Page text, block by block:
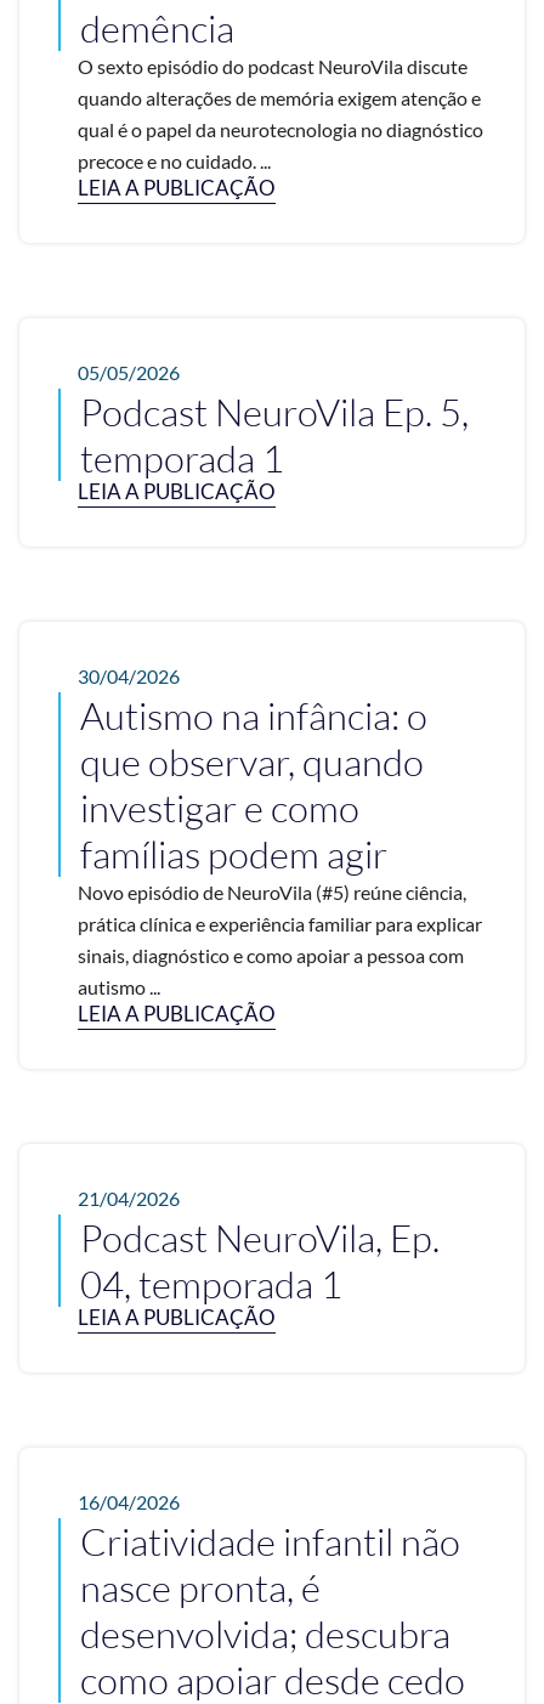
demência
O sexto episódio do podcast NeuroVila discute
quando alterações de memória exigem atenção e
qual é o papel da neurotecnologia no diagnóstico
precoce e no cuidado. ...
LEIA A PUBLICAÇÃO
05/05/2026
Podcast NeuroVila Ep. 5,
temporada 1
LEIA A PUBLICAÇÃO
30/04/2026
Autismo na infância: o
que observar, quando
investigar e como
famílias podem agir
Novo episódio de NeuroVila (#5) reúne ciência,
prática clínica e experiência familiar para explicar
sinais, diagnóstico e como apoiar a pessoa com
autismo ...
LEIA A PUBLICAÇÃO
21/04/2026
Podcast NeuroVila, Ep.
04, temporada 1
LEIA A PUBLICAÇÃO
16/04/2026
Criatividade infantil não
nasce pronta, é
desenvolvida; descubra
como apoiar desde cedo